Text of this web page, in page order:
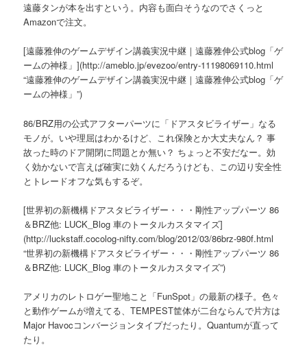
遠藤タンが本を出すという。内容も面白そうなのでさくっと
Amazonで注文。
[遠藤雅伸のゲームデザイン講義実況中継｜遠藤雅伸公式blog「ゲ
ームの神様」](http://ameblo.jp/evezoo/entry-11198069110.html
“遠藤雅伸のゲームデザイン講義実況中継｜遠藤雅伸公式blog「ゲ
ームの神様」”)
86/BRZ用の公式アフターパーツに「ドアスタビライザー」なる
モノが。いや理屈はわかるけど、これ保険とか大丈夫なん？ 事
故った時のドア開閉に問題とか無い？ ちょっと不安だなー。効
く効かないで言えば確実に効くんだろうけども、この辺り安全性
とトレードオフな気もするぞ。
[世界初の新機構ドアスタビライザー・・・剛性アップパーツ 86
＆BRZ他: LUCK_Blog 車のトータルカスタマイズ]
(http://luckstaff.cocolog-nifty.com/blog/2012/03/86brz-980f.html
“世界初の新機構ドアスタビライザー・・・剛性アップパーツ 86
＆BRZ他: LUCK_Blog 車のトータルカスタマイズ”)
アメリカのレトロゲー聖地こと「FunSpot」の最新の様子。色々
と動作ゲームが増えてる、TEMPEST筐体が二台ならんで片方は
Major Havocコンバージョンタイプだったり。Quantumが直って
たり。